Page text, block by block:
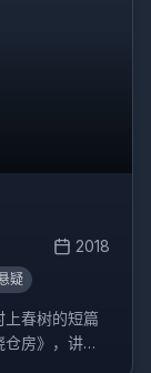
2018
疑
上春树的短篇
房》，讲述